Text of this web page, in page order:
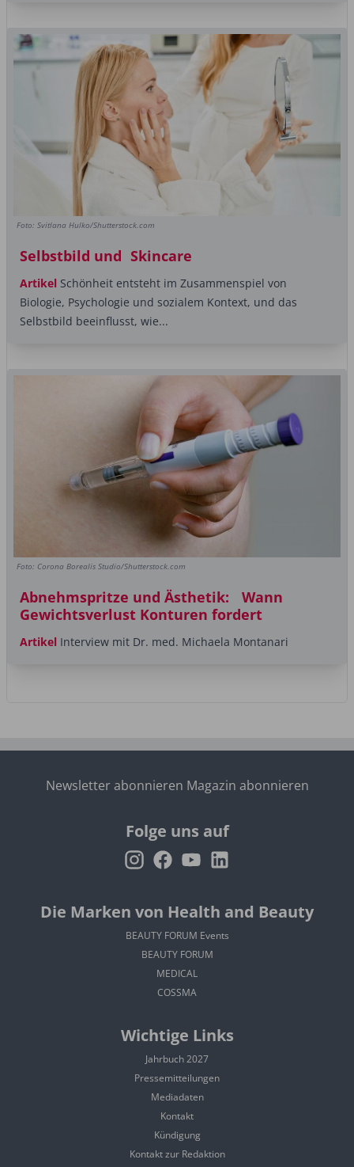
Foto: Svitlana Hulko/Shutterstock.com
Selbstbild und Skincare
Artikel Schönheit entsteht im Zusammenspiel von
Biologie, Psychologie und sozialem ­Kontext, und das
Selbstbild beeinflusst, wie...
Foto: Corona Borealis Studio/Shutterstock.com
Abnehmspritze und Ästhetik: Wann
Gewichtsverlust Konturen fordert
Artikel Interview mit Dr. med. Michaela Montanari
Newsletter abonnieren Magazin abonnieren
Folge uns auf
Die Marken von Health and Beauty
BEAUTY FORUM Events
BEAUTY FORUM
MEDICAL
COSSMA
Wichtige Links
Jahrbuch 2027
Pressemitteilungen
Mediadaten
Kontakt
Kündigung
Kontakt zur Redaktion